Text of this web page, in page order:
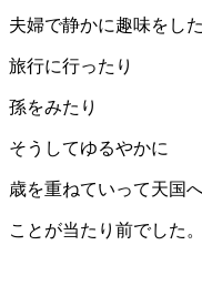
夫婦で静かに趣味をし
旅行に行ったり
孫をみたり
そうしてゆるやかに
歳を重ねていって天国
ことが当たり前でした。